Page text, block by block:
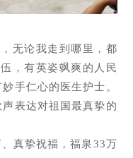
无论我走到哪里，都
，有英姿飒爽的人民
手仁心的医生护士。
表达对祖国最真挚的
真挚祝福，福泉33万